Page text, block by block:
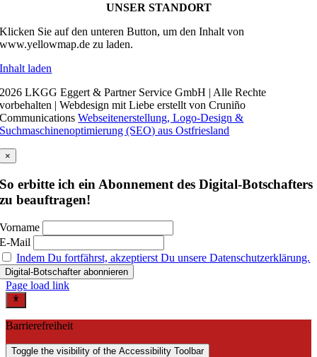
UNSER STANDORT
Klicken Sie auf den unteren Button, um den Inhalt von
www.yellowmap.de zu laden.
Inhalt laden
2026 LKGG Eggert & Partner Service GmbH | Alle Rechte
vorbehalten | Webdesign mit Liebe erstellt von Cruniño
CommunicationsWebseitenerstellung, Logo-Design &
Suchmaschinenoptimierung (SEO) aus Ostfriesland
×
So erbitte ich ein Abonnement des Digital-Botschafters
zu beauftragen!
Vorname
E-Mail
Indem Du fortfährst, akzeptierst Du unsere Datenschutzerklärung.
Page load link
Barrierefreiheit
Toggle the visibility of the Accessibility Toolbar